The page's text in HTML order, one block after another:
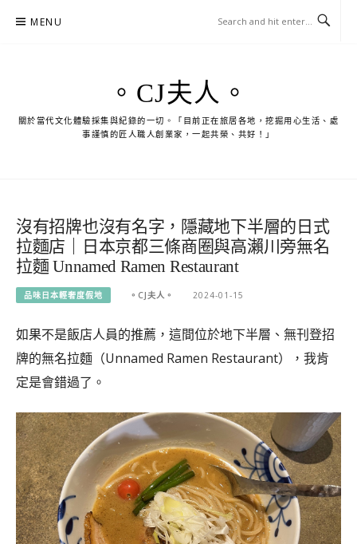
MENU
。CJ夫人。
關於當代文化體驗採集與紀錄的一切。「目前正在旅居各地，挖掘用心生活、處
事謹慎的匠人職人創業家，一起共榮、共好！」
沒有招牌也沒有名字，隱藏地下半層的日式
拉麵店｜日本京都三條商圈與高瀨川旁無名
拉麵 Unnamed Ramen Restaurant
品味日本輕奢度假地 。CJ夫人。 2024-01-15
如果不是飯店人員的推薦，這間位於地下半層、無刊登招
牌的無名拉麵（Unnamed Ramen Restaurant），我肯
定是會錯過了。